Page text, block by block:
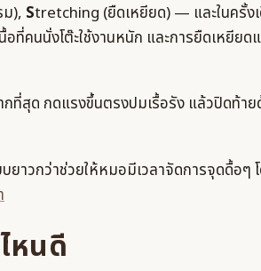
), Stretching (ยืดเหยียด) — และในครั้ง
คนนั่งโต๊ะใช้งานหนัก และการยืดเหยียด
ที่สุด กดแรงขึ้นตรงปมเรื้อรัง แล้วปิดท้าย
ยาวกว่าช่วยให้หมอมีเวลาจัดการจุดดื้อๆ
หนดี